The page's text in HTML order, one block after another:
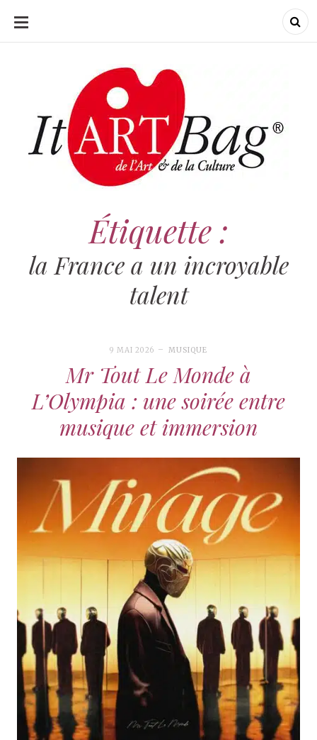
ALLER
CONTENU
ItArtBag
ItArtBag
Étiquette :
la France a un incroyable
talent
9 MAI 2026 MUSIQUE
Mr Tout Le Monde à
L’Olympia : une soirée entre
musique et immersion